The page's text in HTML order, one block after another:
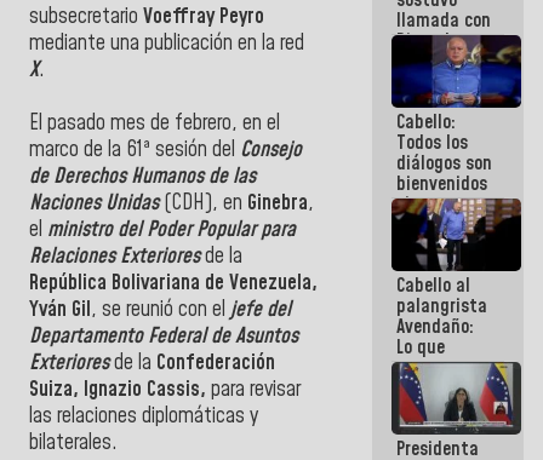
subsecretario Voeffray Peyro
mediante una publicación en la red
X.
El pasado mes de febrero, en el
marco de la 61ª sesión del Consejo
de Derechos Humanos de las
Naciones Unidas(CDH), en Ginebra,
el ministro del Poder Popular para
Relaciones Exterioresde la
República Bolivariana de Venezuela,
Yván Gil, se reunió con eljefe del
Departamento Federal de Asuntos
Exterioresde la Confederación
Suiza, Ignazio Cassis, para revisar
las relaciones diplomáticas y
bilaterales.
llamada con
Dinorah
Figuera y
acuerdan
primer
encuentro
presencial
para el
diálogo
Cabello:
Todos los
diálogos son
bienvenidos
siempre que
estén en el
marco de la
Constitución
de la
República
Cabello al
palangrista
Avendaño:
Lo que
vayas a
escribir
hazlo hoy
por que no
sabemos si
Presidenta